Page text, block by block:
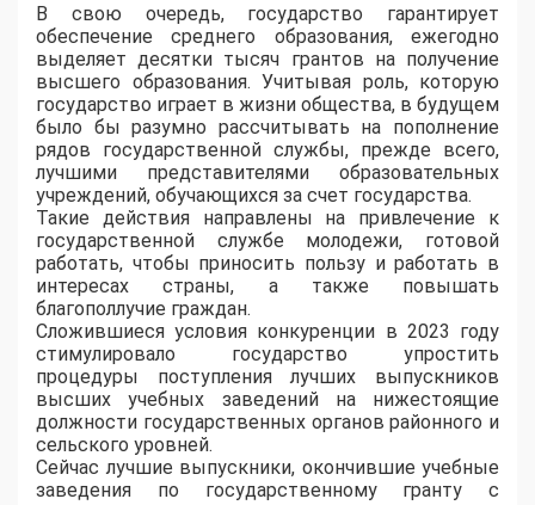
В свою очередь, государство гарантирует
обеспечение среднего образования, ежегодно
выделяет десятки тысяч грантов на получение
высшего образования. Учитывая роль, которую
государство играет в жизни общества, в будущем
было бы разумно рассчитывать на пополнение
рядов государственной службы, прежде всего,
лучшими представителями образовательных
учреждений, обучающихся за счет государства.
Такие действия направлены на привлечение к
государственной службе молодежи, готовой
работать, чтобы приносить пользу и работать в
интересах страны, а также повышать
благополлучие граждан.
Сложившиеся условия конкуренции в 2023 году
стимулировало государство упростить
процедуры поступления лучших выпускников
высших учебных заведений на нижестоящие
должности государственных органов районного и
сельского уровней.
Сейчас лучшие выпускники, окончившие учебные
заведения по государственному гранту с